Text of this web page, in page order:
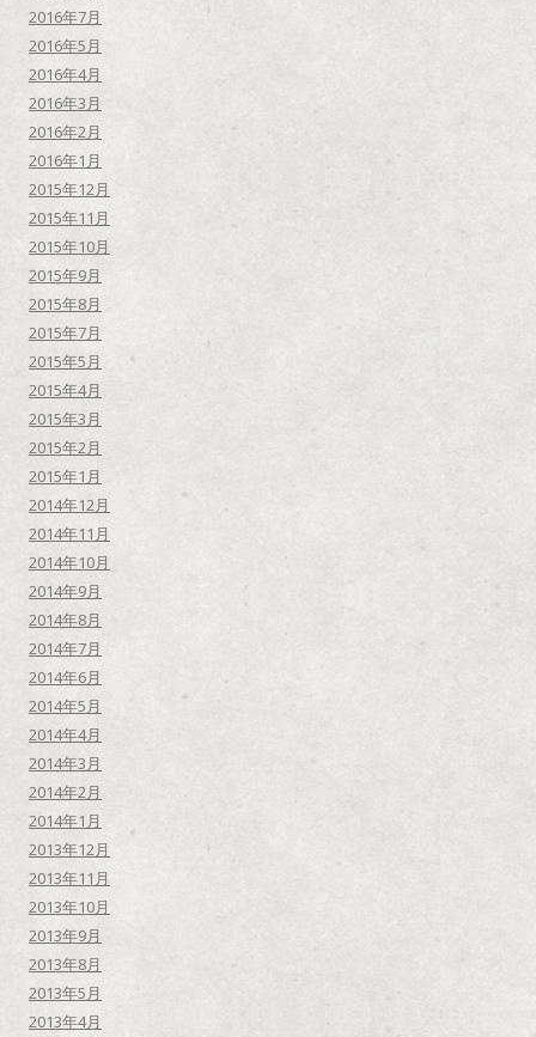
2016年7月
2016年5月
2016年4月
2016年3月
2016年2月
2016年1月
2015年12月
2015年11月
2015年10月
2015年9月
2015年8月
2015年7月
2015年5月
2015年4月
2015年3月
2015年2月
2015年1月
2014年12月
2014年11月
2014年10月
2014年9月
2014年8月
2014年7月
2014年6月
2014年5月
2014年4月
2014年3月
2014年2月
2014年1月
2013年12月
2013年11月
2013年10月
2013年9月
2013年8月
2013年5月
2013年4月